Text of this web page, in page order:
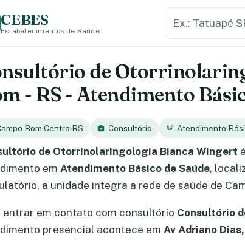
CEBES
Estabelecimentos de Saúde
de
- RS - Atendimento
Bom·Centro·RS Consultório Atendimento
de Otorrinolaringologia Bianca Wingert
em Atendimento Básico de Saúde,
a unidade integra a rede de saúde de
entrar em contato com consultório Consultório
presencial acontece em Av Adriano